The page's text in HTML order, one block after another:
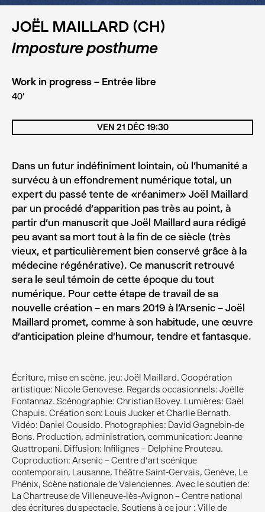
JOËL MAILLARD (CH)
Imposture posthume
Work in progress – Entrée libre
40’
Écriture, mise en scène, jeu: Joël Maillard. Coopération
artistique: Nicole Genovese. Regards occasionnels: Joëlle
Fontannaz. Scénographie: Christian Bovey. Lumières: Gaël
Chapuis. Création son: Louis Jucker et Charlie Bernath.
Vidéo: Daniel Cousido. Photographies: David Gagnebin-de
Bons. Production, administration, communication: Jeanne
Quattropani. Diffusion: Infilignes – Delphine Prouteau.
Coproduction: Arsenic – Centre d’art scénique
contemporain, Lausanne, Théâtre Saint-Gervais, Genève, Le
Phénix, Scène nationale de Valenciennes. Avec le soutien de:
La Chartreuse de Villeneuve-lès-Avignon – Centre national
des écritures du spectacle. Soutiens à ce jour : Ville de
Dans un futur indéfiniment lointain, où l’humanité a
survécu à un effondrement numérique total, un
expert du passé tente de «réanimer» Joël Maillard
par un procédé d’apparition pas très au point, à
partir d’un manuscrit que Joël Maillard aura rédigé
peu avant sa mort tout à la fin de ce siècle (très
vieux, et particulièrement bien conservé grâce à la
médecine régénérative). Ce manuscrit retrouvé
sera le seul témoin de cette époque du tout
numérique. Pour cette étape de travail de sa
nouvelle création – en mars 2019 à l’Arsenic – Joël
Maillard promet, comme à son habitude, une œuvre
d’anticipation pleine d’humour, tendre et fantasque.
VEN 21 DÉC 19:30